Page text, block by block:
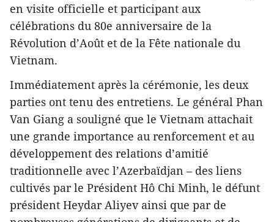
en visite officielle et participant aux
célébrations du 80e anniversaire de la
Révolution d’Août et de la Fête nationale du
Vietnam.
Immédiatement après la cérémonie, les deux
parties ont tenu des entretiens. Le général Phan
Van Giang a souligné que le Vietnam attachait
une grande importance au renforcement et au
développement des relations d’amitié
traditionnelle avec l’Azerbaïdjan – des liens
cultivés par le Président Hô Chi Minh, le défunt
président Heydar Aliyev ainsi que par de